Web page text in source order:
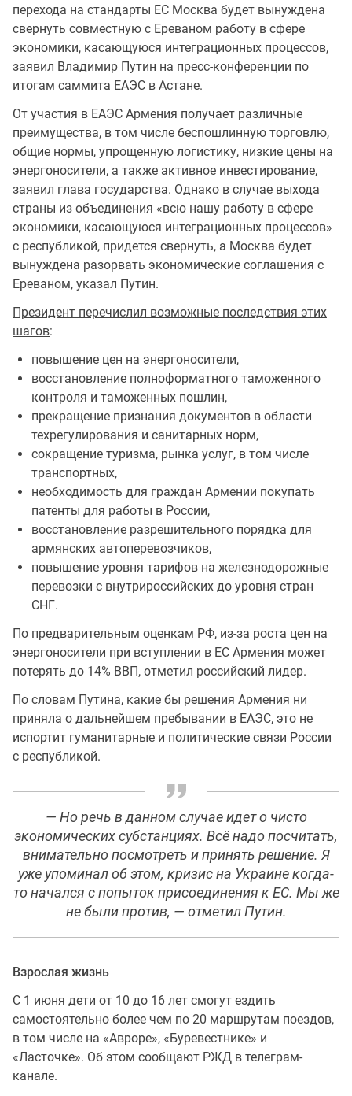
перехода на стандарты ЕС Москва будет вынуждена
свернуть совместную с Ереваном работу в сфере
экономики, касающуюся интеграционных процессов,
заявил Владимир Путин на пресс-конференции по
итогам саммита ЕАЭС в Астане.
От участия в ЕАЭС Армения получает различные
преимущества, в том числе беспошлинную торговлю,
общие нормы, упрощенную логистику, низкие цены на
энергоносители, а также активное инвестирование,
заявил глава государства. Однако в случае выхода
страны из объединения «всю нашу работу в сфере
экономики, касающуюся интеграционных процессов»
с республикой, придется свернуть, а Москва будет
вынуждена разорвать экономические соглашения с
Ереваном, указал Путин.
Президент перечислил возможные последствия этих
шагов:
повышение цен на энергоносители,
восстановление полноформатного таможенного
контроля и таможенных пошлин,
прекращение признания документов в области
техрегулирования и санитарных норм,
сокращение туризма, рынка услуг, в том числе
транспортных,
необходимость для граждан Армении покупать
патенты для работы в России,
восстановление разрешительного порядка для
армянских автоперевозчиков,
повышение уровня тарифов на железнодорожные
перевозки с внутрироссийских до уровня стран
СНГ.
По предварительным оценкам РФ, из-за роста цен на
энергоносители при вступлении в ЕС Армения может
потерять до 14% ВВП, отметил российский лидер.
По словам Путина, какие бы решения Армения ни
приняла о дальнейшем пребывании в ЕАЭС, это не
испортит гуманитарные и политические связи России
с республикой.
— Но речь в данном случае идет о чисто
экономических субстанциях. Всё надо посчитать,
внимательно посмотреть и принять решение. Я
уже упоминал об этом, кризис на Украине когда-
то начался с попыток присоединения к ЕС. Мы же
не были против, — отметил Путин.
Взрослая жизнь
С 1 июня дети от 10 до 16 лет смогут ездить
самостоятельно более чем по 20 маршрутам поездов,
в том числе на «Авроре», «Буревестнике» и
«Ласточке». Об этом сообщают РЖД в телеграм-
канале.